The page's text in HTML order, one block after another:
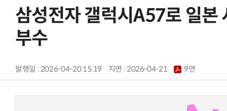
삼성전자 갤럭시A57로 일본
부수
발행일 : 2026-04-20 15:19 지면 :2026-04-21 9면